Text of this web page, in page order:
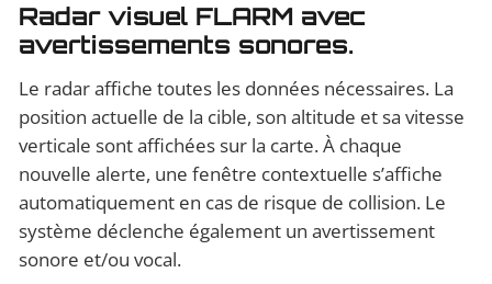
Radar visuel FLARM avec
avertissements sonores.
Le radar affiche toutes les données nécessaires. La
position actuelle de la cible, son altitude et sa vitesse
verticale sont affichées sur la carte. À chaque
nouvelle alerte, une fenêtre contextuelle s’affiche
automatiquement en cas de risque de collision. Le
système déclenche également un avertissement
sonore et/ou vocal.